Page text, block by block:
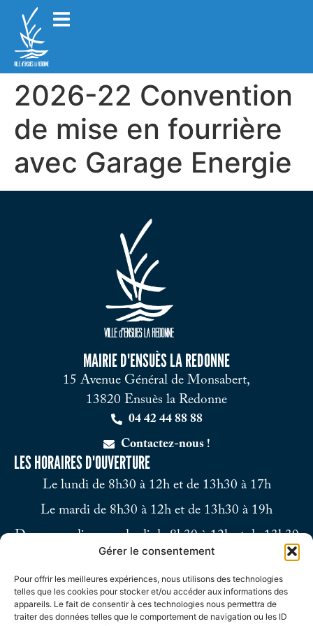
Gérer le consentement
Pour offrir les meilleures expériences, nous utilisons des technologies
telles que les cookies pour stocker et/ou accéder aux informations des
appareils. Le fait de consentir à ces technologies nous permettra de
traiter des données telles que le comportement de navigation ou les ID
2026-22 Convention
de mise en fourrière
avec Garage Energie
MAIRIE D'ENSUÈS LA REDONNE
15 Avenue Général de Monsabert,
13820 Ensuès la Redonne
04 42 44 88 88
Contactez-nous !
LES HORAIRES D'OUVERTURE
Le lundi de 8h30 à 12h et de 13h30 à 17h
Le mardi de 8h30 à 12h et de 13h30 à 19h
Du mercredi au vendredi de 8h30 à 12h et de 13h30
Le samedi de 9h à 12h